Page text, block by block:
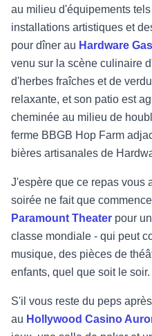
au milieu d'équipements
installations artistiques et
pour dîner au Hardware
venu sur la scène culinaire
d'herbes fraîches et de
relaxante, et son patio est
cheminée au milieu de
ferme BBGB Hop Farm
bières artisanales de
J'espère que ce repas vous
soirée ne fait que
Paramount Theater pour
classe mondiale - qui peut
musique, des pièces de
enfants, quel que soit le soir.
S'il vous reste du peps
au Hollywood Casino